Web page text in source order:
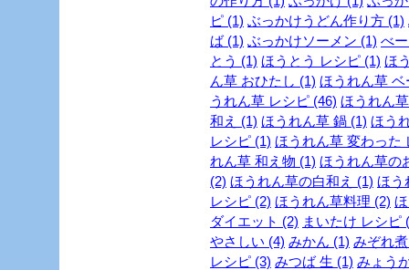
ピ (1) ぶっかけうどん作り方 (1)
ば (1) ぶっかけソーメン (1) べ
とう (1) ほうとう レシピ (1) ほ
ん草 おひたし (1) ほうれん草 ベ
うれん草 レシピ (46) ほうれん
和え (1) ほうれん草 鍋 (1) ほう
レシピ (1) ほうれん草 変わった
れん草 和え物 (1) ほうれん草の
(2) ほうれん草の白和え (1) ほう
レシピ (2) ほうれん草料理 (2)
ダイエット (2) まいたけ レシピ
やさしい (4) みかん (1) みぞれ
レシピ (3) みつば 生 (1) みょう